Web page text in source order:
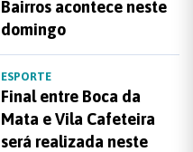
Bairros acontece neste
domingo
ESPORTE
Final entre Boca da
Mata e Vila Cafeteira
será realizada neste